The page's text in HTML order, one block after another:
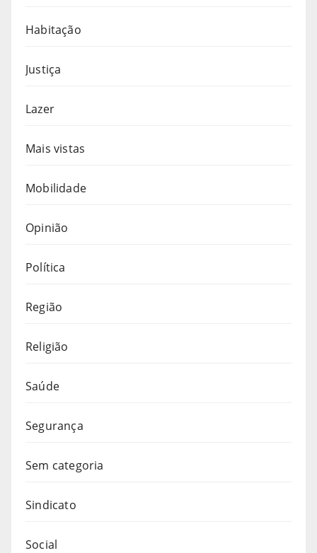
Habitação
Justiça
Lazer
Mais vistas
Mobilidade
Opinião
Política
Região
Religião
Saúde
Segurança
Sem categoria
Sindicato
Social